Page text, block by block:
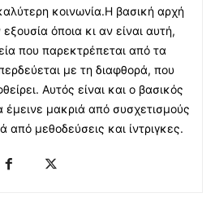
κοινωνία.Η βασική αρχή
εξουσία όποια κι αν είναι αυτή,
που παρεκτρέπεται από τα
με τη διαφθορά, που
Αυτός είναι και ο βασικός
έμεινε μακριά από συσχετισμούς
από μεθοδεύσεις και ίντριγκες.